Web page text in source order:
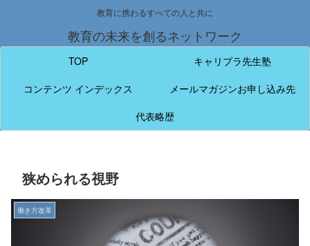
教育に携わるすべての人と共に
教育の未来を創るネットワーク
TOP
キャリプラ先生塾
コンテンツ インデックス
メールマガジンお申し込み先
代表略歴
狭められる視野
働き方改革